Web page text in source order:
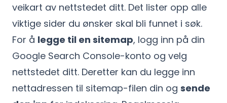
veikart av nettstedet ditt. Det lister opp alle
viktige sider du ønsker skal bli funnet i søk.
For å legge til en sitemap, logg inn på din
Google Search Console-konto og velg
nettstedet ditt. Deretter kan du legge inn
nettadressen til sitemap-filen din og sende